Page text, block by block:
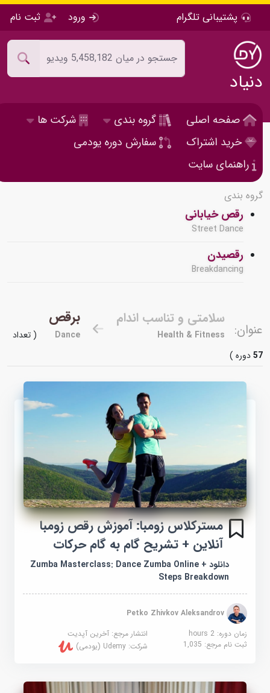
پشتیبانی تلگرام ورود ثبت نام
دنیاد
صفحه اصلی گروه بندی
شرکت ها
خرید اشتراک
سفارش دوره یودمی
راهنمای سایت
گروه بندی
رقص خیابانی
Street Dance
رقصیدن
Breakdancing
عنوان:
سلامتی و تناسب اندام
Health & Fitness
برقص
Dance
( تعداد
57 دوره )
مسترکلاس زومبا: آموزش رقص زومبا
آنلاین + تشریح گام به گام حرکات
دانلود Zumba Masterclass: Dance Zumba Online +
Steps Breakdown
Petko Zhivkov Aleksandrov
زمان دوره: 2 hours
انتشار مرجع:آخرین آپدیت
ثبت نام مرجع:1,035 شرکت:Udemy (یودمی)